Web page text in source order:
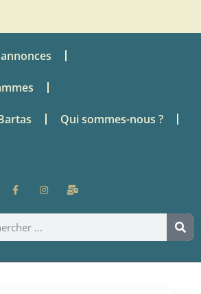
Qui sommes-nous ?